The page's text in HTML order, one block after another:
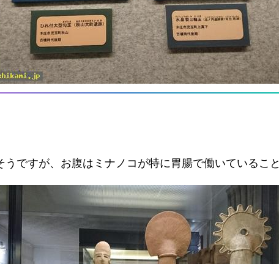
ですが、お腹はミナノコが特に胃腸で働いているこ